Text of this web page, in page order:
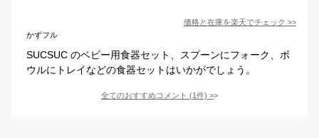
価格と在庫を楽天でチェック >>
かずフル
SUCSUC のベビー用食器セット、スプーンにフォーク、ボ
ウルにトレイなどの食器セットはいかがでしょう。
全てのおすすめコメント (1件) >